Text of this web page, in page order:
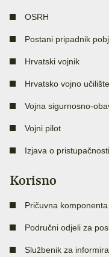
OSRH
Postani pripadnik
Hrvatski vojnik
Hrvatsko vojno
Vojna sigurnosno-
Vojni pilot
Izjava o pristupačnosti
Korisno
Pričuvna
Područni odjeli za
Službenik za